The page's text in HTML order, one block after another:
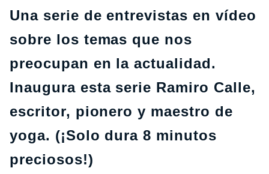
Una serie de entrevistas en vídeo
sobre los temas que nos
preocupan en la actualidad.
Inaugura esta serie Ramiro Calle,
escritor, pionero y maestro de
yoga. (¡Solo dura 8 minutos
preciosos!)